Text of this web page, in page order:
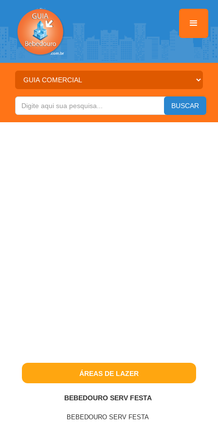
ÁREAS DE LAZER
BEBEDOURO SERV FESTA
BEBEDOURO SERV FESTA